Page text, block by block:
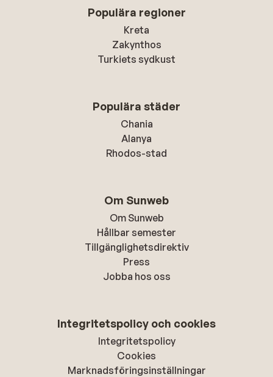
Populära regioner
Kreta
Zakynthos
Turkiets sydkust
Populära städer
Chania
Alanya
Rhodos-stad
Om Sunweb
Om Sunweb
Hållbar semester
Tillgänglighetsdirektiv
Press
Jobba hos oss
Integritetspolicy och cookies
Integritetspolicy
Cookies
Marknadsföringsinställningar